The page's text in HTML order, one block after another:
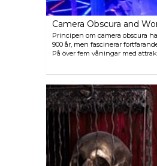
Camera Obscura and
Principen om camera obscura
900 år, men fascinerar
På över fem våningar med
krympa dig själv eller stig in i